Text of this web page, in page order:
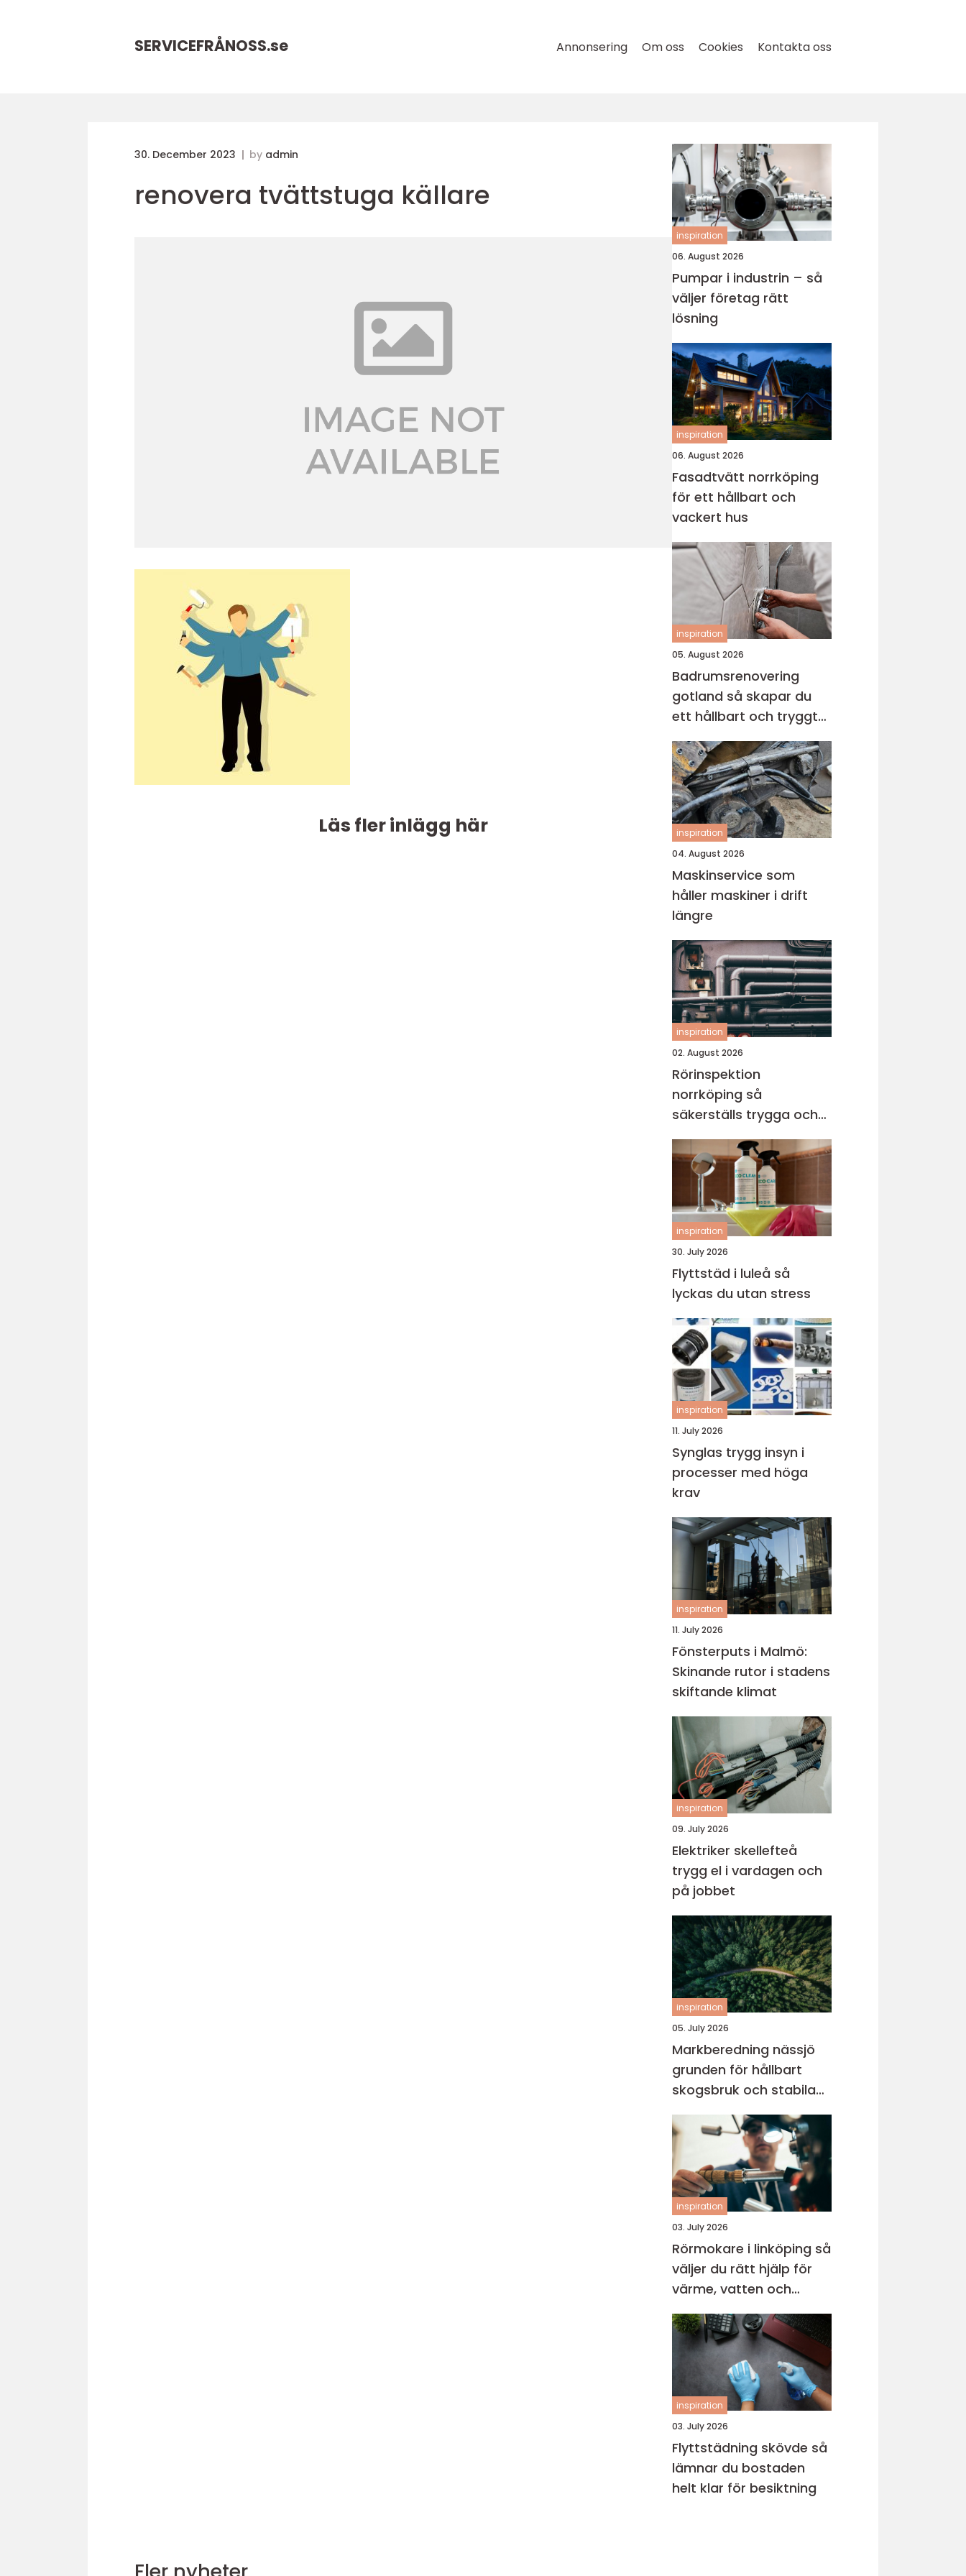
SERVICEFRÅNOSS.se Annonsering Om oss Cookies Kontakta oss
30. December 2023 by admin
renovera tvättstuga källare
Läs fler inlägg här
inspiration
06. August 2026
Pumpar i industrin – så
väljer företag rätt
lösning
inspiration
06. August 2026
Fasadtvätt norrköping
för ett hållbart och
vackert hus
inspiration
05. August 2026
Badrumsrenovering
gotland så skapar du
ett hållbart och tryggt
badrum
inspiration
04. August 2026
Maskinservice som
håller maskiner i drift
längre
inspiration
02. August 2026
Rörinspektion
norrköping så
säkerställs trygga och
hållbara avloppssystem
inspiration
30. July 2026
Flyttstäd i luleå så
lyckas du utan stress
inspiration
11. July 2026
Synglas trygg insyn i
processer med höga
krav
inspiration
11. July 2026
Fönsterputs i Malmö:
Skinande rutor i stadens
skiftande klimat
inspiration
09. July 2026
Elektriker skellefteå
trygg el i vardagen och
på jobbet
inspiration
05. July 2026
Markberedning nässjö
grunden för hållbart
skogsbruk och stabila
markprojekt
inspiration
03. July 2026
Rörmokare i linköping så
väljer du rätt hjälp för
värme, vatten och
avlopp
inspiration
03. July 2026
Flyttstädning skövde så
lämnar du bostaden
helt klar för besiktning